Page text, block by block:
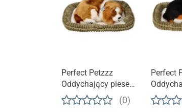
Perfect Petzzz
Oddychający piesek
| Cavalier
(0)
Perfect